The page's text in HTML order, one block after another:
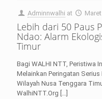
Adminnwalhi at
Lebih dari 50 Paus
Ndao: Alarm
Timur
Bagi WALHI NTT, Peristiwa
Melainkan Peringatan
Wilayah Nusa Tenggara
WalhiNTT.Org […]